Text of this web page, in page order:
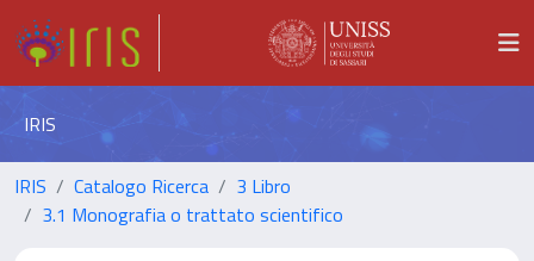
IRIS
IRIS Catalogo Ricerca
3 Libro
3.1 Monografia o trattato scientifico